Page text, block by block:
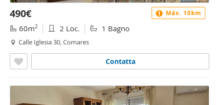
490€
60m2 2 Loc. 1 Bagno
Calle Iglesia 30, Comares
Contatta
Máx. 10km